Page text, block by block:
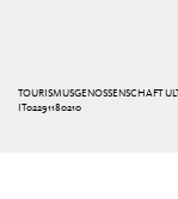
TOURISMUSGENOSSENSCHAFT
IT02291180210